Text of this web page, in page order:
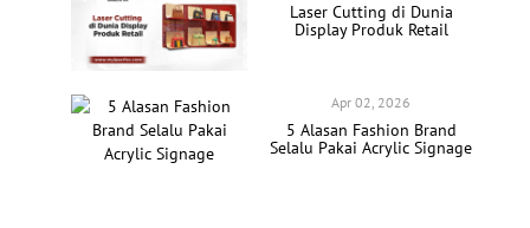
Laser Cutting di Dunia
Display Produk Retail
Apr 02, 2026
5 Alasan Fashion Brand
Selalu Pakai Acrylic Signage